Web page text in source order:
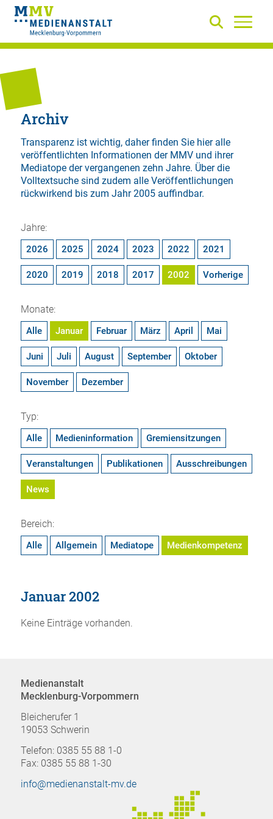
Archiv
Transparenz ist wichtig, daher finden Sie hier alle
veröffentlichten Informationen der MMV und ihrer
Mediatope der vergangenen zehn Jahre. Über die
Volltextsuchesind zudem alle Veröffentlichungen
rückwirkend bis zum Jahr 2005 auffindbar.
Jahre:
2026 2025 2024 2023 2022 2021
2020 2019 2018 2017 2002 Vorherige
Monate:
Alle Januar Februar März April Mai
Juni Juli August September Oktober
November Dezember
Typ:
Alle Medieninformation Gremiensitzungen
Veranstaltungen Publikationen Ausschreibungen
News
Bereich:
Alle Allgemein Mediatope Medienkompetenz
Januar 2002
Keine Einträge vorhanden.
Medienanstalt
Mecklenburg-Vorpommern
Bleicherufer 1
19053 Schwerin
Telefon: 0385 55 88 1-0
Fax: 0385 55 88 1-30
info@medienanstalt-mv.de